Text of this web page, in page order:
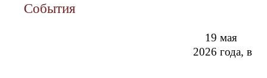
События
19 мая
2026 года, в